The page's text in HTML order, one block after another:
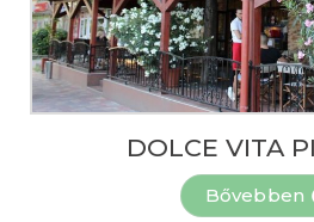
DOLCE VITA
Bővebben